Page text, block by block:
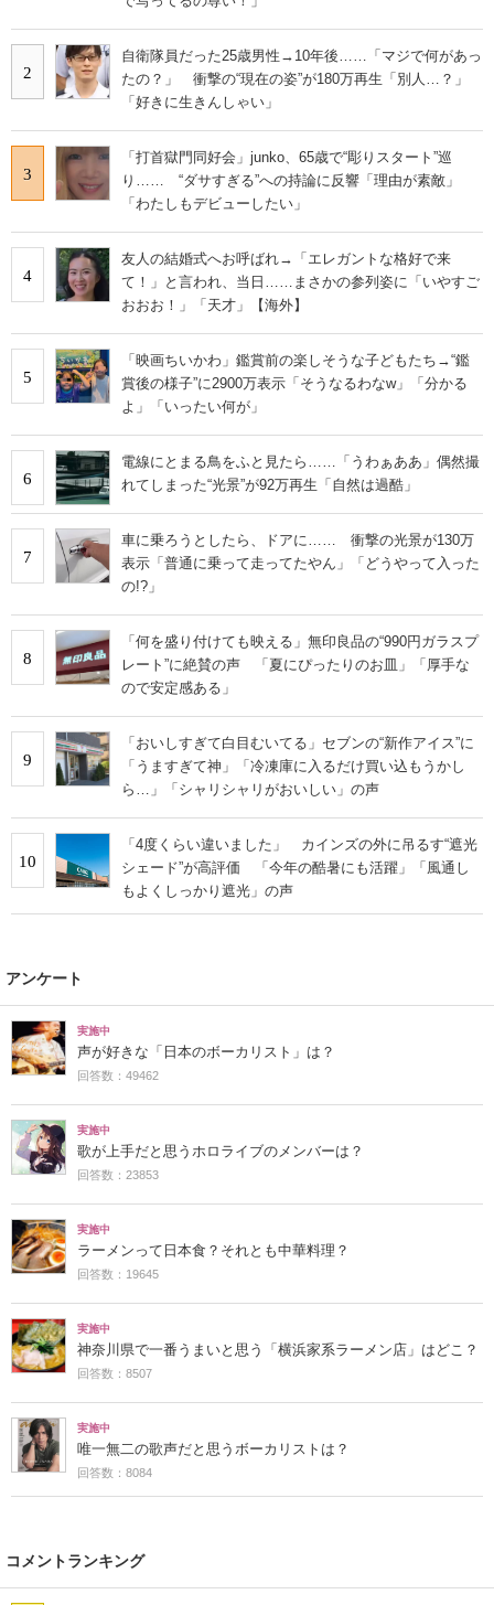
2
自衛隊員だった25歳男性→10年後……「マジで何があっ
たの？」 衝撃の“現在の姿”が180万再生「別人…？」
「好きに生きんしゃい」
3
「打首獄門同好会」junko、65歳で“彫りスタート”巡
り…… “ダサすぎる”への持論に反響「理由が素敵」
「わたしもデビューしたい」
4
友人の結婚式へお呼ばれ→「エレガントな格好で来
て！」と言われ、当日……まさかの参列姿に「いやすご
おおお！」「天才」【海外】
5
「映画ちいかわ」鑑賞前の楽しそうな子どもたち→“鑑
賞後の様子”に2900万表示「そうなるわなw」「分かる
よ」「いったい何が」
6
電線にとまる鳥をふと見たら……「うわぁああ」偶然撮
れてしまった“光景”が92万再生「自然は過酷」
7
車に乗ろうとしたら、ドアに…… 衝撃の光景が130万
表示「普通に乗って走ってたやん」「どうやって入った
の!?」
8
「何を盛り付けても映える」無印良品の“990円ガラスプ
レート”に絶賛の声 「夏にぴったりのお皿」「厚手な
ので安定感ある」
9
「おいしすぎて白目むいてる」セブンの“新作アイス”に
「うますぎて神」「冷凍庫に入るだけ買い込もうかし
ら…」「シャリシャリがおいしい」の声
10
「4度くらい違いました」 カインズの外に吊るす“遮光
シェード”が高評価 「今年の酷暑にも活躍」「風通し
もよくしっかり遮光」の声
アンケート
実施中
声が好きな「日本のボーカリスト」は？
回答数：49462
実施中
歌が上手だと思うホロライブのメンバーは？
回答数：23853
実施中
ラーメンって日本食？それとも中華料理？
回答数：19645
実施中
神奈川県で一番うまいと思う「横浜家系ラーメン店」はどこ？
回答数：8507
実施中
唯一無二の歌声だと思うボーカリストは？
回答数：8084
コメントランキング